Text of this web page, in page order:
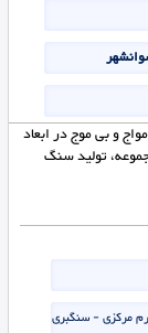
و بی موج در ابعاد
مجموعه، تولید سنگ
مرکزی - سنگبری